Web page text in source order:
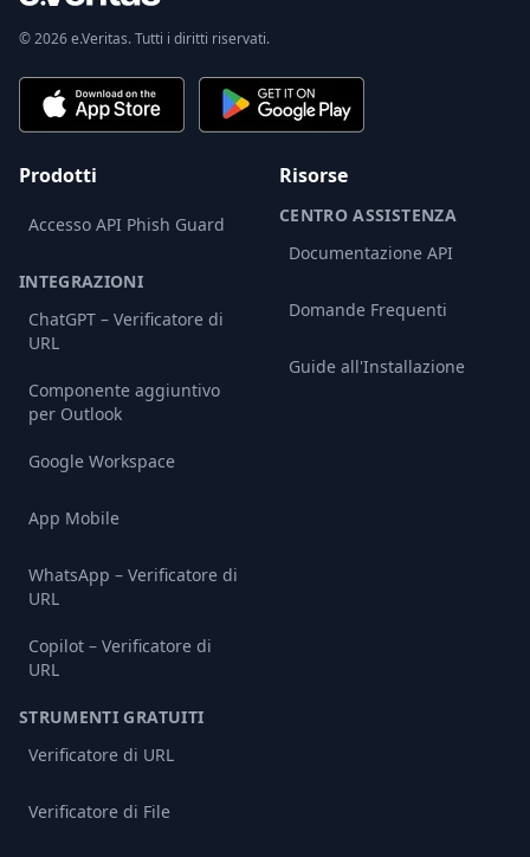
© 2026 e.Veritas. Tutti i diritti riservati.
Prodotti
Accesso API Phish Guard
INTEGRAZIONI
ChatGPT – Verificatore di
URL
Componente aggiuntivo
per Outlook
Google Workspace
App Mobile
WhatsApp – Verificatore di
URL
Copilot – Verificatore di
URL
STRUMENTI GRATUITI
Verificatore di URL
Verificatore di File
Risorse
CENTRO ASSISTENZA
Documentazione API
Domande Frequenti
Guide all'Installazione